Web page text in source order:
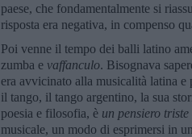
paese, che fondamentalmente si
risposta era negativa, in compenso
Poi venne il tempo dei balli latino
zumba e vaffanculo. Bisognava
era avvicinato alla musicalità latina
il tango, il tango argentino, la sua
poesia e filosofia, è un pensiero
musicale, un modo di esprimersi in